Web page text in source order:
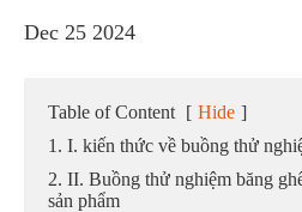
Dec 25 2024
Table of Content [ Hide ]
1. I. kiến thức về buồng thử
2. II. Buồng thử nghiệm băng
sản phẩm